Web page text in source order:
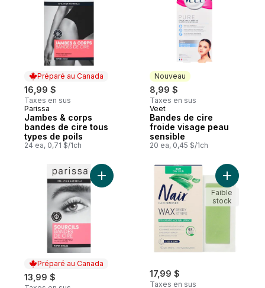
Préparé au Canada
16,99 $
Taxes en sus
Préparé au Canada
Parissa
Jambes & corps
bandes de cire tous
types de poils
24 ea, 0,71 $/1ch
Nouveau
8,99 $
Taxes en sus
Nouveau
Veet
Bandes de cire
froide visage peau
sensible
20 ea, 0,45 $/1ch
Préparé au Canada
13,99 $
Ajouter Sourcils bandes de cire tous
17,99 $
Taxes en sus
Ajouter
Faible
stock